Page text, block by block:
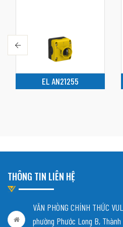
EL AN21255
THÔNG TIN LIÊN HỆ
VĂN PHÒNG CHÍNH THỨC
phường Phước Long B,